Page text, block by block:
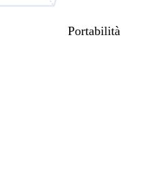
Portabilità